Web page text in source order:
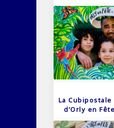
La
d’Orly en